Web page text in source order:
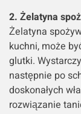
2. Żelatyna
Żelatyna
kuchni, może
glutki.
następnie po
doskonałych
rozwiązanie